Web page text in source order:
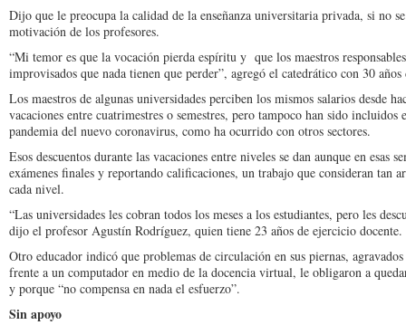
Dijo que le preocupa la calidad de la enseñanza universitaria privada, si no
motivación de los profesores.
“Mi temor es que la vocación pierda espíritu y que los maestros
improvisados que nada tienen que perder”, agregó el catedrático con 30
Los maestros de algunas universidades perciben los mismos salarios desde
vacaciones entre cuatrimestres o semestres, pero tampoco han sido
pandemia del nuevo coronavirus, como ha ocurrido con otros sectores.
Esos descuentos durante las vacaciones entre niveles se dan aunque en esas
exámenes finales y reportando calificaciones, un trabajo que consideran tan
cada nivel.
“Las universidades les cobran todos los meses a los estudiantes, pero les
dijo el profesor Agustín Rodríguez, quien tiene 23 años de ejercicio docente.
Otro educador indicó que problemas de circulación en sus piernas,
frente a un computador en medio de la docencia virtual, le obligaron a
y porque “no compensa en nada el esfuerzo”.
Sin apoyo